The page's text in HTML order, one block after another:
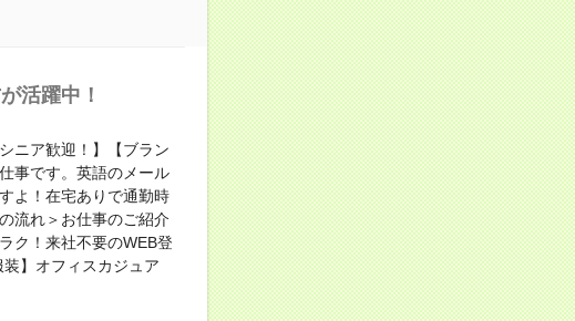
活躍中！
ニア歓迎！】【ブラン
事です。英語のメール
よ！在宅ありで通勤時
流れ＞お仕事のご紹介
ク！来社不要のWEB登
】オフィスカジュア